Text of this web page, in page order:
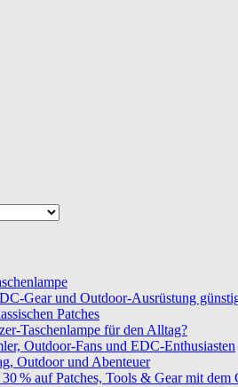
Gear und Outdoor-Ausrüstung
Patches
Taschenlampe für den Alltag?
Outdoor-Fans und EDC-Enthusiasten
Outdoor und Abenteuer
% auf Patches, Tools & Gear mit dem